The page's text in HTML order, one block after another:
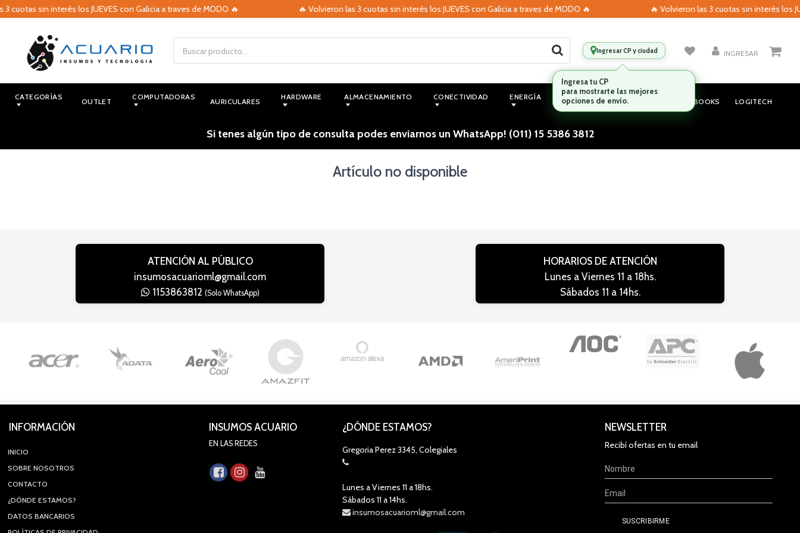
cuotas sin interés los JUEVES con Galicia a traves de MODO 🔥 🔥 Volvieron las 3 cuotas sin interés los JUEVES con Galicia a traves de MODO 🔥 🔥 Volvieron las 3 cuotas sin interés los
Ingresar CP y ciudad INGRESAR
CATEGORÍAS OUTLET COMPUTADORAS AURICULARES HARDWARE ALMACENAMIENTO CONECTIVIDAD ENERGÍA MONITORES AUDIO NOTEBOOKS LOGITECH
Si tenes algún tipo de consulta podes enviarnos un WhatsApp! (011) 15 5386 3812
Artículo no disponible
ATENCIÓN AL PÚBLICO
insumosacuarioml@gmail.com
1153863812 (Solo WhatsApp)
HORARIOS DE ATENCIÓN
Lunes a Viernes 11 a 18hs.
Sábados 11 a 14hs.
INFORMACIÓN
INICIO
SOBRE NOSOTROS
CONTACTO
¿DÓNDE ESTAMOS?
DATOS BANCARIOS
INSUMOS ACUARIO
EN LAS REDES
¿DÓNDE ESTAMOS?
Gregoria Perez 3345, Colegiales
Lunes a Viernes 11 a 18hs.
Sábados 11 a 14hs.
insumosacuarioml@gmail.com
NEWSLETTER
Recibí ofertas en tu email
Ingresa tu CP
para mostrarte las mejores
opciones de envío.